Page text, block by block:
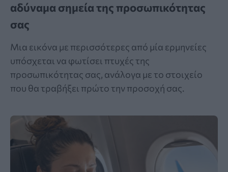
αδύναμα σημεία της προσωπικότητας
σας
Μια εικόνα με περισσότερες από μία ερμηνείες
υπόσχεται να φωτίσει πτυχές της
προσωπικότητας σας, ανάλογα με το στοιχείο
που θα τραβήξει πρώτο την προσοχή σας.